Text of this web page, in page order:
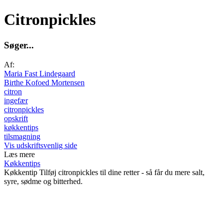
Citronpickles
Søger...
Af:
Maria Fast Lindegaard
Birthe Kofoed Mortensen
citron
ingefær
citronpickles
opskrift
køkkentips
tilsmagning
Vis udskriftsvenlig side
Læs mere
Køkkentips
Køkkentip Tilføj citronpickles til dine retter - så får du mere salt,
syre, sødme og bitterhed.